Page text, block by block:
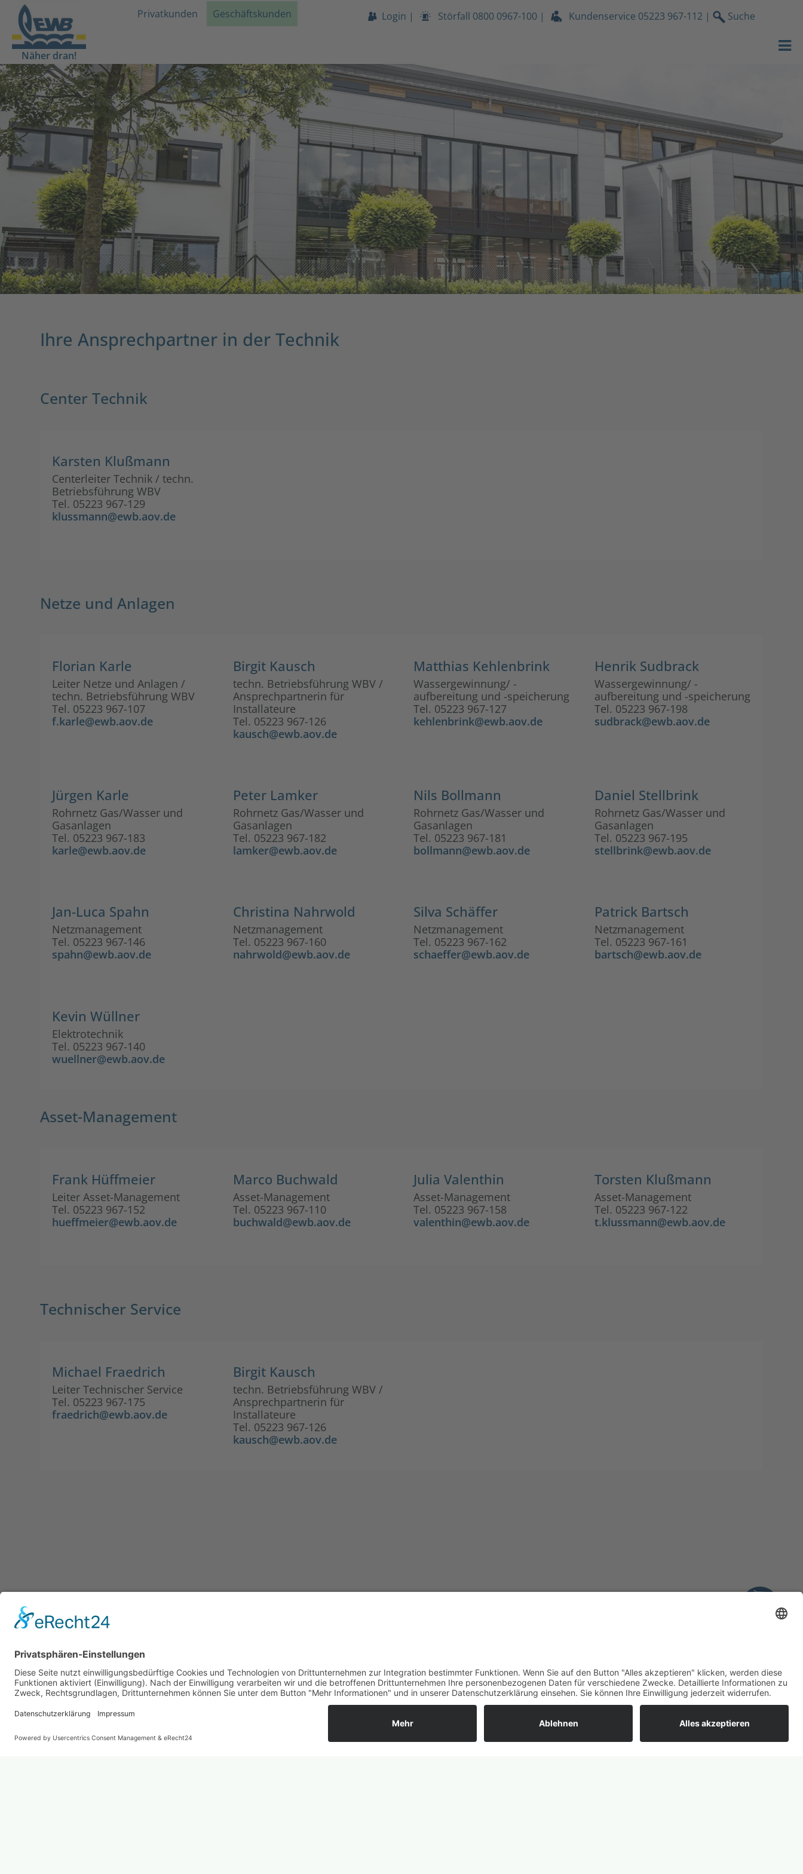
Näher dran!
Privatkunden Geschäftskunden Login | Störfall 0800 0967-100 | Kundenservice 05223 967-112 | Suche
Ihre Ansprechpartner in der Technik
Center Technik
Karsten Klußmann
Centerleiter Technik / techn.
Betriebsführung WBV
Tel. 05223 967-129
klussmann@ewb.aov.de
Netze und Anlagen
Florian Karle
Leiter Netze und Anlagen /
techn. Betriebsführung WBV
Tel. 05223 967-107
f.karle@ewb.aov.de
Birgit Kausch
techn. Betriebsführung WBV /
Ansprechpartnerin für
Installateure
Tel. 05223 967-126
kausch@ewb.aov.de
Matthias Kehlenbrink
Wassergewinnung/ -
aufbereitung und -speicherung
Tel. 05223 967-127
kehlenbrink@ewb.aov.de
Henrik Sudbrack
Wassergewinnung/ -
aufbereitung und -speicherung
Tel. 05223 967-198
sudbrack@ewb.aov.de
Jürgen Karle
Rohrnetz Gas/Wasser und
Gasanlagen
Tel. 05223 967-183
karle@ewb.aov.de
Peter Lamker
Rohrnetz Gas/Wasser und
Gasanlagen
Tel. 05223 967-182
lamker@ewb.aov.de
Nils Bollmann
Rohrnetz Gas/Wasser und
Gasanlagen
Tel. 05223 967-181
bollmann@ewb.aov.de
Daniel Stellbrink
Rohrnetz Gas/Wasser und
Gasanlagen
Tel. 05223 967-195
stellbrink@ewb.aov.de
Jan-Luca Spahn
Netzmanagement
Tel. 05223 967-146
spahn@ewb.aov.de
Christina Nahrwold
Netzmanagement
Tel. 05223 967-160
nahrwold@ewb.aov.de
Silva Schäffer
Netzmanagement
Tel. 05223 967-162
schaeffer@ewb.aov.de
Patrick Bartsch
Netzmanagement
Tel. 05223 967-161
bartsch@ewb.aov.de
Kevin Wüllner
Elektrotechnik
Tel. 05223 967-140
wuellner@ewb.aov.de
Asset-Management
Frank Hüffmeier
Leiter Asset-Management
Tel. 05223 967-152
hueffmeier@ewb.aov.de
Marco Buchwald
Asset-Management
Tel. 05223 967-110
buchwald@ewb.aov.de
Julia Valenthin
Asset-Management
Tel. 05223 967-158
valenthin@ewb.aov.de
Torsten Klußmann
Asset-Management
Tel. 05223 967-122
t.klussmann@ewb.aov.de
Technischer Service
Michael Fraedrich
Leiter Technischer Service
Tel. 05223 967-175
fraedrich@ewb.aov.de
Birgit Kausch
techn. Betriebsführung WBV /
Ansprechpartnerin für
Installateure
Tel. 05223 967-126
kausch@ewb.aov.de
Über uns
Shop